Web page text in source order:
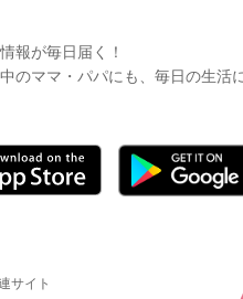
報が毎日届く！
のママ・パパにも、毎日の生活
サイト